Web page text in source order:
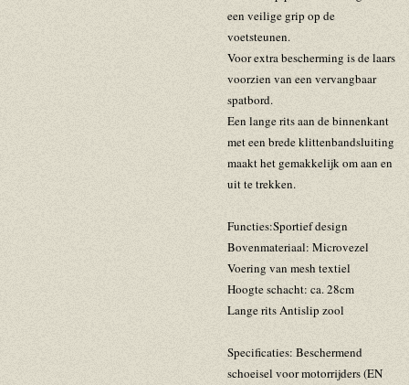
een veilige grip op de
voetsteunen.
Voor extra bescherming is de laars
voorzien van een vervangbaar
spatbord.
Een lange rits aan de binnenkant
met een brede klittenbandsluiting
maakt het gemakkelijk om aan en
uit te trekken.
Functies:Sportief design
Bovenmateriaal: Microvezel
Voering van mesh textiel
Hoogte schacht: ca. 28cm
Lange rits Antislip zool
Specificaties: Beschermend
schoeisel voor motorrijders (EN